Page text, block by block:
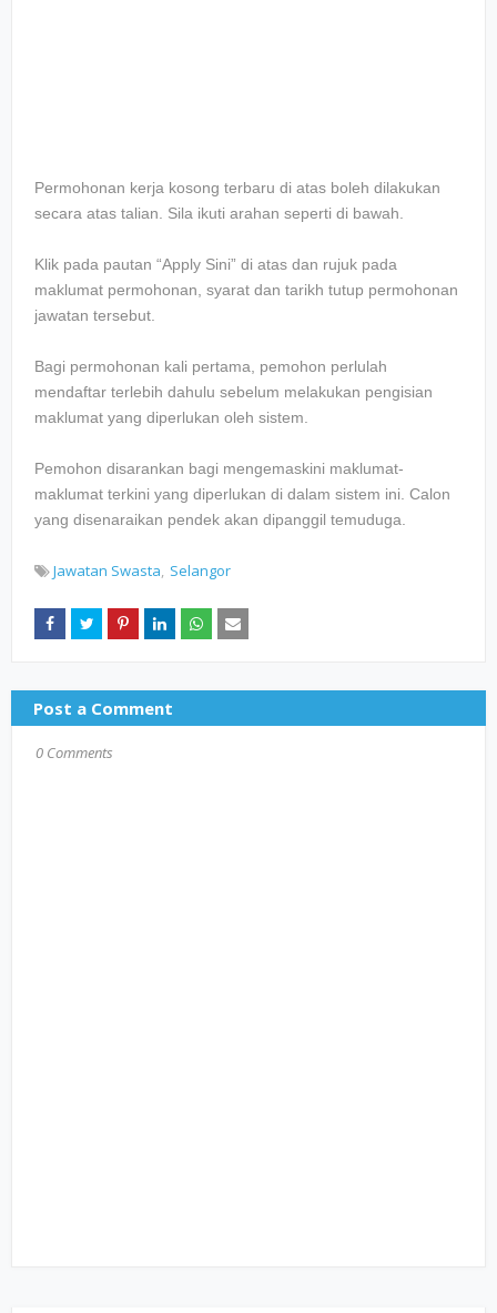
Permohonan kerja kosong terbaru di atas boleh dilakukan
secara atas talian. Sila ikuti arahan seperti di bawah.
Klik pada pautan “Apply Sini” di atas dan rujuk pada
maklumat permohonan, syarat dan tarikh tutup permohonan
jawatan tersebut.
Bagi permohonan kali pertama, pemohon perlulah
mendaftar terlebih dahulu sebelum melakukan pengisian
maklumat yang diperlukan oleh sistem.
Pemohon disarankan bagi mengemaskini maklumat-
maklumat terkini yang diperlukan di dalam sistem ini. Calon
yang disenaraikan pendek akan dipanggil temuduga.
Jawatan Swasta Selangor
Post a Comment
0 Comments